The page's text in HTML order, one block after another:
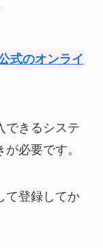
ーゼにある？イ
式のオンライ
できるシステ
必要です。
て登録してか